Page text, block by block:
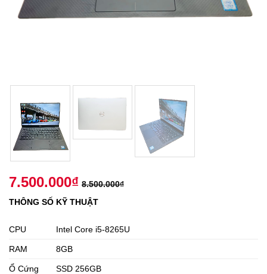
7.500.000₫ 8.500.000₫
THÔNG SỐ KỸ THUẬT
CPU Intel Core i5-8265U
RAM 8GB
Ổ Cứng SSD 256GB